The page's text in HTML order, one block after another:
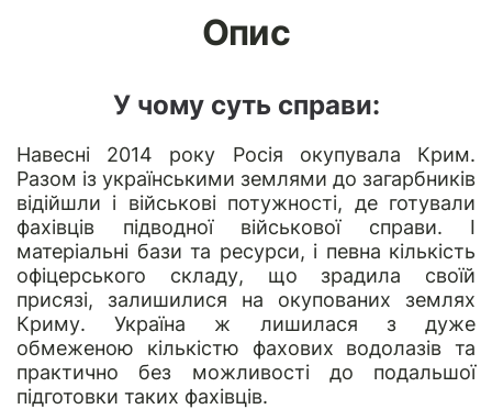
Опис
У чому суть справи:
Навесні 2014 року Росія окупувала Крим.
Разом із українськими землями до загарбників
відійшли і військові потужності, де готували
фахівців підводної військової справи. І
матеріальні бази та ресурси, і певна кількість
офіцерського складу, що зрадила своїй
присязі, залишилися на окупованих землях
Криму. Україна ж лишилася з дуже
обмеженою кількістю фахових водолазів та
практично без можливості до подальшої
підготовки таких фахівців.